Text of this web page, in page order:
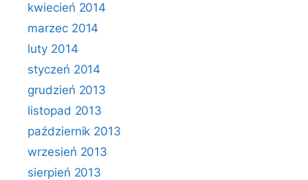
kwiecień 2014
marzec 2014
luty 2014
styczeń 2014
grudzień 2013
listopad 2013
październik 2013
wrzesień 2013
sierpień 2013